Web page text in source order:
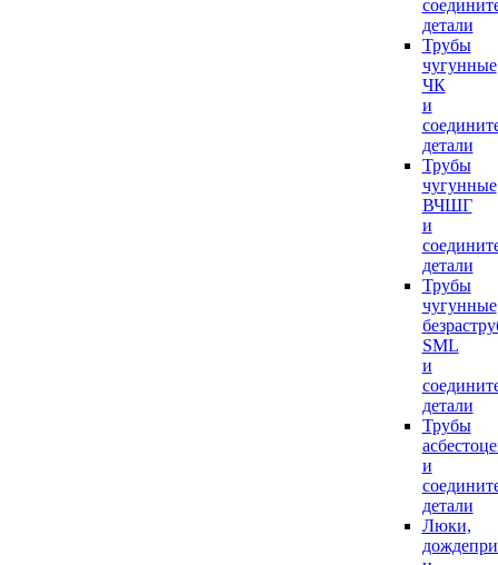
детали
Трубы
чугунные
ЧК
и
детали
Трубы
чугунные
ВЧШГ
и
детали
Трубы
чугунные
SML
и
детали
Трубы
и
детали
Люки,